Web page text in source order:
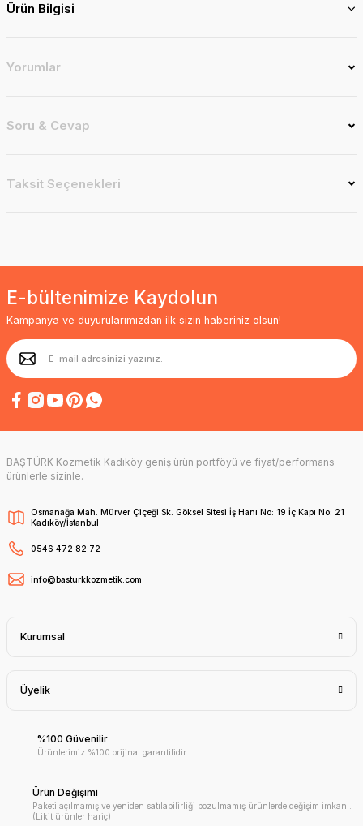
Ürün Bilgisi
Yorumlar
Soru & Cevap
Taksit Seçenekleri
E-bültenimize Kaydolun
Kampanya ve duyurularımızdan ilk sizin haberiniz olsun!
BAŞTÜRK Kozmetik Kadıköy geniş ürün portföyü ve fiyat/performans
ürünlerle sizinle.
Osmanağa Mah. Mürver Çiçeği Sk. Göksel Sitesi İş Hanı No: 19 İç Kapı No: 21
Kadıköy/İstanbul
0546 472 82 72
info@basturkkozmetik.com
Kurumsal
Üyelik
%100 Güvenilir
Ürünlerimiz %100 orijinal garantilidir.
Ürün Değişimi
Paketi açılmamış ve yeniden satılabilirliği bozulmamış ürünlerde değişim imkanı.
(Likit ürünler hariç)